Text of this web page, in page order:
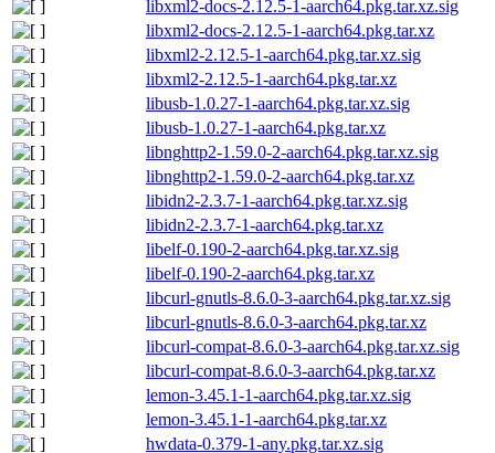
libxml2-docs-2.12.5-1-aarch64.pkg.tar.xz.sig
libxml2-docs-2.12.5-1-aarch64.pkg.tar.xz
libxml2-2.12.5-1-aarch64.pkg.tar.xz.sig
libxml2-2.12.5-1-aarch64.pkg.tar.xz
libusb-1.0.27-1-aarch64.pkg.tar.xz.sig
libusb-1.0.27-1-aarch64.pkg.tar.xz
libnghttp2-1.59.0-2-aarch64.pkg.tar.xz.sig
libnghttp2-1.59.0-2-aarch64.pkg.tar.xz
libidn2-2.3.7-1-aarch64.pkg.tar.xz.sig
libidn2-2.3.7-1-aarch64.pkg.tar.xz
libelf-0.190-2-aarch64.pkg.tar.xz.sig
libelf-0.190-2-aarch64.pkg.tar.xz
libcurl-gnutls-8.6.0-3-aarch64.pkg.tar.xz.sig
libcurl-gnutls-8.6.0-3-aarch64.pkg.tar.xz
libcurl-compat-8.6.0-3-aarch64.pkg.tar.xz.sig
libcurl-compat-8.6.0-3-aarch64.pkg.tar.xz
lemon-3.45.1-1-aarch64.pkg.tar.xz.sig
lemon-3.45.1-1-aarch64.pkg.tar.xz
hwdata-0.379-1-any.pkg.tar.xz.sig